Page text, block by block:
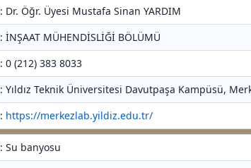
: Dr. Öğr. Üyesi Mustafa Sinan YARDIM
: İNŞAAT MÜHENDİSLİĞİ BÖLÜMÜ
: 0 (212) 383 8033
: Yıldız Teknik Üniversitesi Davutpaşa Kampüsü,
: https://merkezlab.yildiz.edu.tr/
: Su banyosu